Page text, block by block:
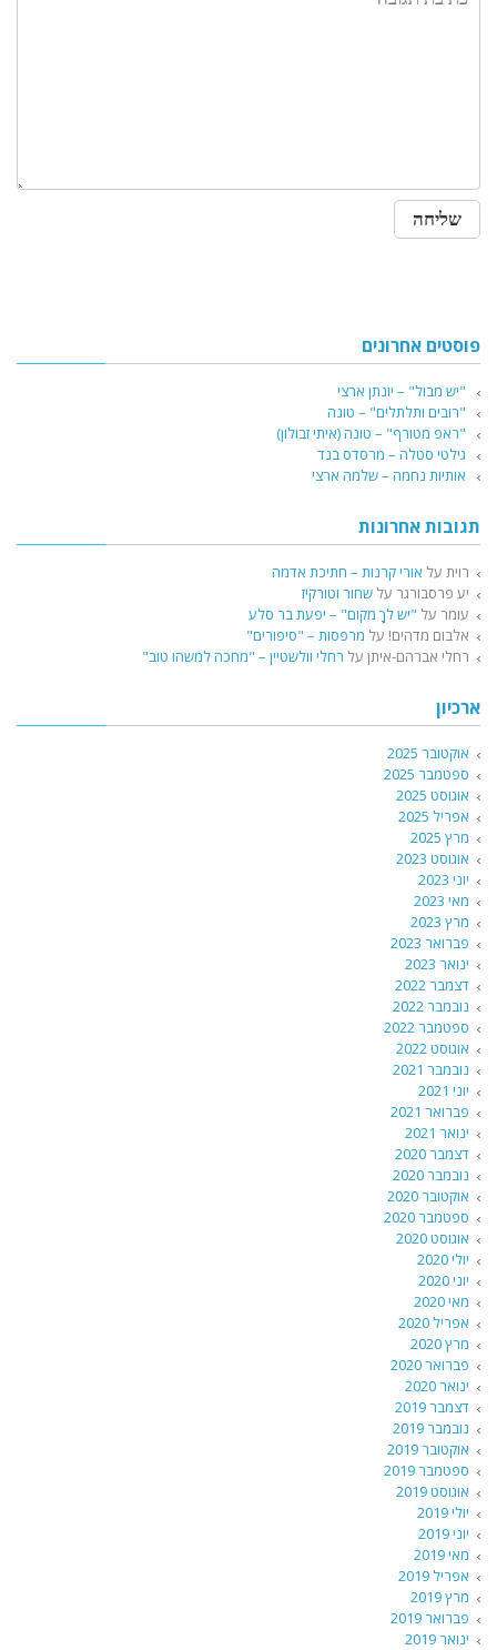
פוסטים אחרונים
"יש מבול" – יונתן ארצי
"רובים ותלתלים" – טונה
"ראפ מטורף" – טונה (איתי זבולון)
גילטי סטלה – מרסדס בנד
אותיות נחמה – שלמה ארצי
תגובות אחרונות
רוית על אורי קרנות – חתיכת אדמה
יע פרסבורגר על שחור וטורקיז
עומר על "יש לךָ מקום" – יפעת בר סלע
אלבום מדהים! על מרפסות – "סיפורים"
רחלי אברהם-איתן על רחלי וולשטיין – "מחכה למשהו טוב"
ארכיון
אוקטובר 2025
ספטמבר 2025
אוגוסט 2025
אפריל 2025
מרץ 2025
אוגוסט 2023
יוני 2023
מאי 2023
מרץ 2023
פברואר 2023
ינואר 2023
דצמבר 2022
נובמבר 2022
ספטמבר 2022
אוגוסט 2022
נובמבר 2021
יוני 2021
פברואר 2021
ינואר 2021
דצמבר 2020
נובמבר 2020
אוקטובר 2020
ספטמבר 2020
אוגוסט 2020
יולי 2020
יוני 2020
מאי 2020
אפריל 2020
מרץ 2020
פברואר 2020
ינואר 2020
דצמבר 2019
נובמבר 2019
אוקטובר 2019
ספטמבר 2019
אוגוסט 2019
יולי 2019
יוני 2019
מאי 2019
אפריל 2019
מרץ 2019
פברואר 2019
ינואר 2019